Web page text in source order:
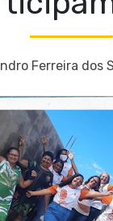
Ferreira dos